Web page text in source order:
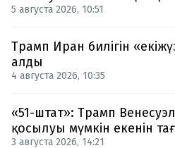
5 августа 2026, 10:51
Трамп Иран билігін
алды
4 августа 2026, 10:35
«51-штат»: Трамп
қосылуы мүмкін екенін
3 августа 2026, 14:21